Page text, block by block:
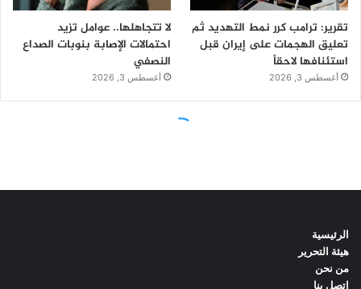
الرئيسية
هيئة التحرير
من نحن
اتصل بنا